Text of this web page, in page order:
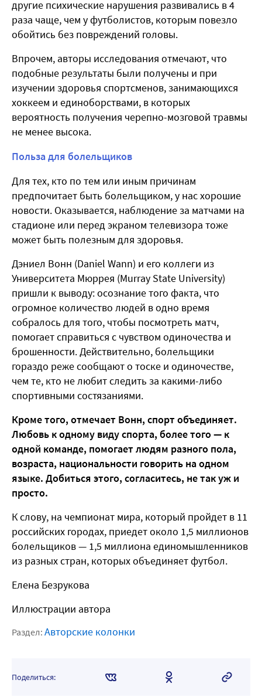
другие психические нарушения развивались в 4
раза чаще, чем у футболистов, которым повезло
обойтись без повреждений головы.
Впрочем, авторы исследования отмечают, что
подобные результаты были получены и при
изучении здоровья спортсменов, занимающихся
хоккеем и единоборствами, в которых
вероятность получения черепно-мозговой травмы
не менее высока.
Польза для болельщиков
Для тех, кто по тем или иным причинам
предпочитает быть болельщиком, у нас хорошие
новости. Оказывается, наблюдение за матчами на
стадионе или перед экраном телевизора тоже
может быть полезным для здоровья.
Дэниел Вонн (Daniel Wann) и его коллеги из
Университета Мюррея (Murray State University)
пришли к выводу: осознание того факта, что
огромное количество людей в одно время
собралось для того, чтобы посмотреть матч,
помогает справиться с чувством одиночества и
брошенности. Действительно, болельщики
гораздо реже сообщают о тоске и одиночестве,
чем те, кто не любит следить за какими-либо
спортивными состязаниями.
Кроме того, отмечает Вонн, спорт объединяет.
Любовь к одному виду спорта, более того — к
одной команде, помогает людям разного пола,
возраста, национальности говорить на одном
языке. Добиться этого, согласитесь, не так уж и
просто.
К слову, на чемпионат мира, который пройдет в 11
российских городах, приедет около 1,5 миллионов
болельщиков — 1,5 миллиона единомышленников
из разных стран, которых объединяет футбол.
Елена Безрукова
Иллюстрации автора
Раздел: Авторские колонки
Поделиться: